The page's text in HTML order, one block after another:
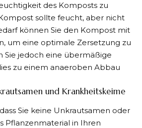
des Komposts zu
sollte feucht, aber nicht
können Sie den Kompost mit
um eine optimale Zersetzung zu
Sie jedoch eine übermäßige
zu einem anaeroben Abbau
und Krankheitskeime
Sie keine Unkrautsamen oder
Pflanzenmaterial in Ihren